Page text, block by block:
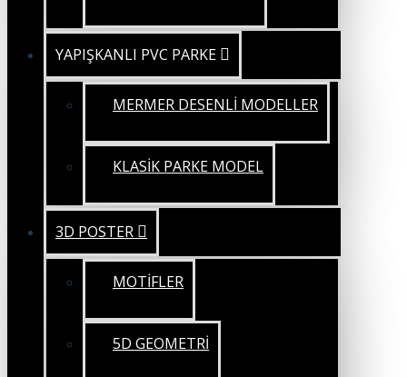
YAPIŞKANLI PVC PARKE
MERMER DESENLİ MODELLER
KLASİK PARKE MODEL
3D POSTER
MOTİFLER
5D GEOMETRİ